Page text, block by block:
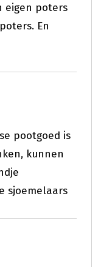
eigen poters
En
pootgoed is
kunnen
sjoemelaars